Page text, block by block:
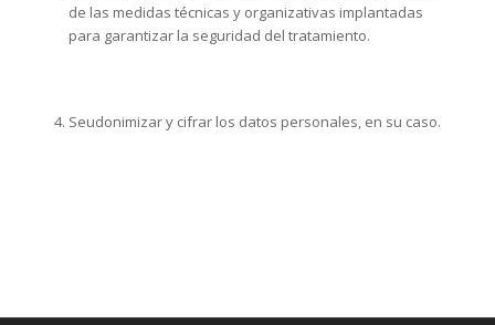
de las medidas técnicas y organizativas implantadas
para garantizar la seguridad del tratamiento.
Seudonimizar y cifrar los datos personales, en su caso.